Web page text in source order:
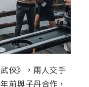
俠》，兩人交手
前與子丹合作，